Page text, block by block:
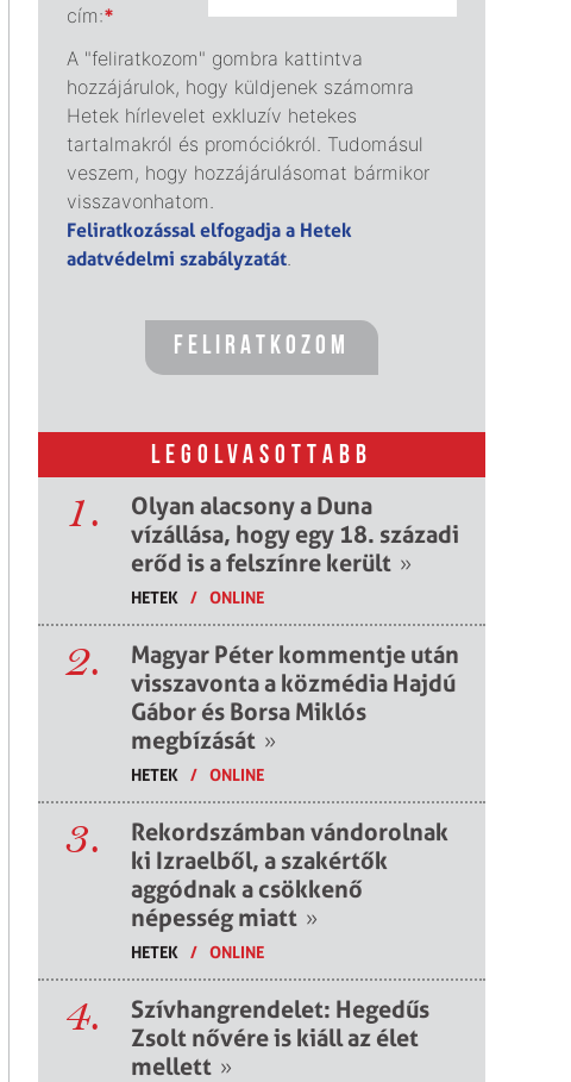
cím:*
A "feliratkozom" gombra kattintva
hozzájárulok, hogy küldjenek számomra
Hetek hírlevelet exkluzív hetekes
tartalmakról és promóciókról. Tudomásul
veszem, hogy hozzájárulásomat bármikor
visszavonhatom.
Feliratkozással elfogadja a Hetek
adatvédelmi szabályzatát
LEGOLVASOTTABB
1.
Olyan alacsony a Duna
vízállása, hogy egy 18. századi
erőd is a felszínre került »
HETEK / ONLINE
2.
Magyar Péter kommentje után
visszavonta a közmédia Hajdú
Gábor és Borsa Miklós
megbízását »
HETEK / ONLINE
3.
Rekordszámban vándorolnak
ki Izraelből, a szakértők
aggódnak a csökkenő
népesség miatt »
HETEK / ONLINE
4.
Szívhangrendelet: Hegedűs
Zsolt nővére is kiáll az élet
mellett »